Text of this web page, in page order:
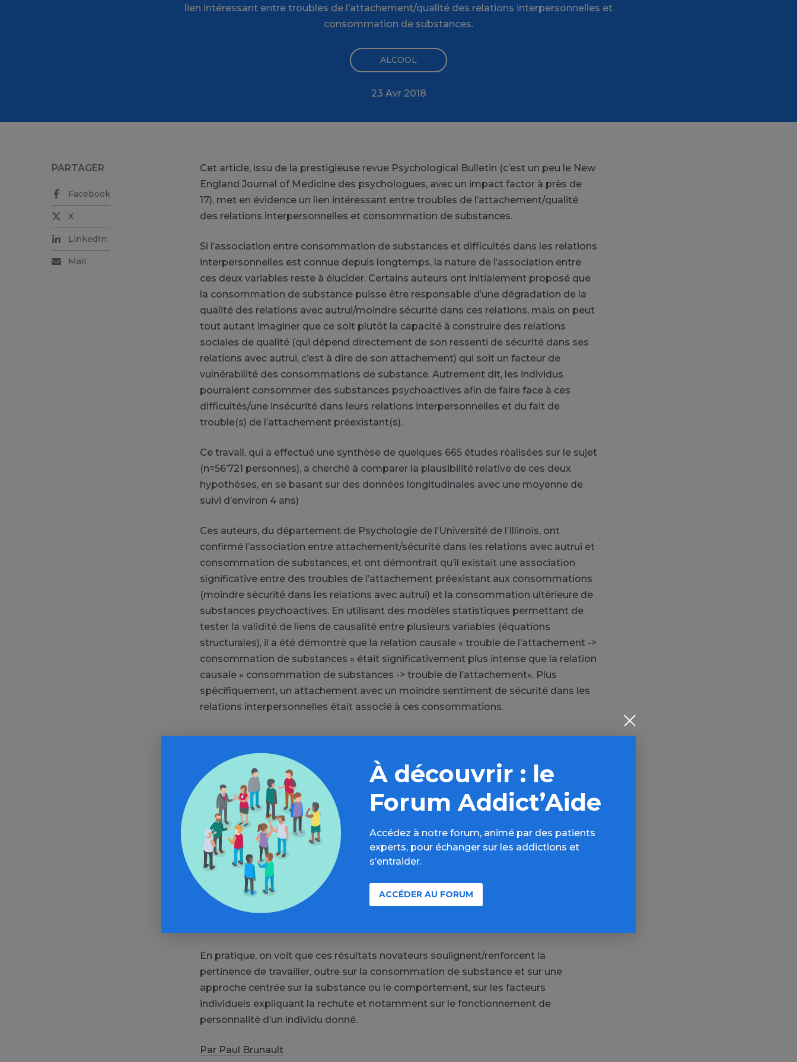
lien intéressant entre troubles de l’attachement/qualité des relations interpersonnelles et
consommation de substances.
ALCOOL
23 Avr 2018
Cet article, issu de la prestigieuse revue Psychological Bulletin (c’est un peu le New
England Journal of Medicine des psychologues, avec un impact factor à près de
17), met en évidence un lien intéressant entre troubles de l’attachement/qualité
des relations interpersonnelles et consommation de substances.
Si l’association entre consommation de substances et difficultés dans les relations
interpersonnelles est connue depuis longtemps, la nature de l’association entre
ces deux variables reste à élucider. Certains auteurs ont initialement proposé que
la consommation de substance puisse être responsable d’une dégradation de la
qualité des relations avec autrui/moindre sécurité dans ces relations, mais on peut
tout autant imaginer que ce soit plutôt la capacité à construire des relations
sociales de qualité (qui dépend directement de son ressenti de sécurité dans ses
relations avec autrui, c’est à dire de son attachement) qui soit un facteur de
vulnérabilité des consommations de substance. Autrement dit, les individus
pourraient consommer des substances psychoactives afin de faire face à ces
difficultés/une insécurité dans leurs relations interpersonnelles et du fait de
trouble(s) de l’attachement préexistant(s).
Ce travail, qui a effectué une synthèse de quelques 665 études réalisées sur le sujet
(n=56’721 personnes), a cherché à comparer la plausibilité relative de ces deux
hypothèses, en se basant sur des données longitudinales avec une moyenne de
suivi d’environ 4 ans)
Ces auteurs, du département de Psychologie de l’Université de l’Illinois, ont
confirmé l’association entre attachement/sécurité dans les relations avec autrui et
consommation de substances, et ont démontrait qu’il existait une association
significative entre des troubles de l’attachement préexistant aux consommations
(moindre sécurité dans les relations avec autrui) et la consommation ultérieure de
substances psychoactives. En utilisant des modèles statistiques permettant de
tester la validité de liens de causalité entre plusieurs variables (équations
structurales), il a été démontré que la relation causale « trouble de l’attachement ->
consommation de substances » était significativement plus intense que la relation
causale « consommation de substances -> trouble de l’attachement». Plus
spécifiquement, un attachement avec un moindre sentiment de sécurité dans les
relations interpersonnelles était associé à ces consommations.
Ce travail met en évidence que la qualité des relations interpersonnelles, qui sont
directement dépendantes de la capacité d’un individu à pouvoir créer des liens
sociaux de qualité et de son mode d’attachement (notamment un attachement
de type insécure), est un facteur de vulnérabilité de consommation ultérieure de
substances. Outre la mise en évidence de ce lien et des propositions
thérapeutiques qui en découlent (travail sur les relations interpersonnelles et le
fonctionnement de personnalité pour minimiser le risque addictif), ce travail
propose également plusieurs hypothèses expliquant le lien entre attachement et
consommation.
En pratique, on voit que ces résultats novateurs soulignent/renforcent la
pertinence de travailler, outre sur la consommation de substance et sur une
approche centrée sur la substance ou le comportement, sur les facteurs
individuels expliquant la rechute et notamment sur le fonctionnement de
personnalité d’un individu donné.
Par Paul Brunault
PARTAGER
Facebook
X
LinkedIn
Mail
À découvrir : le
Forum Addict’Aide
Accédez à notre forum, animé par des patients
experts, pour échanger sur les addictions et
s’entraider.
ACCÉDER AU FORUM